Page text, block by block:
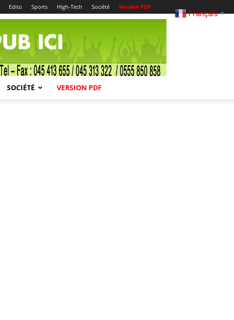
Edito Sports High-Tech Société Version PDF
SOCIÉTÉ VERSION PDF
Français ▼